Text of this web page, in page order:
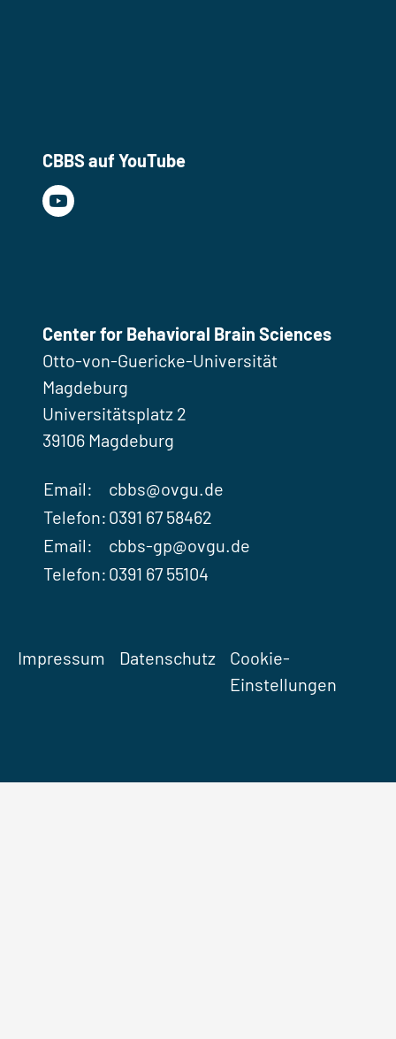
CBBS auf YouTube
Center for Behavioral Brain Sciences
Otto-von-Guericke-Universität
Magdeburg
Universitätsplatz 2
39106 Magdeburg
Email:
cbbs@ovgu.de
Telefon: 0391 67 58462
Email:
cbbs-gp@ovgu.de
Telefon: 0391 67 55104
Impressum Datenschutz
Cookie-
Einstellungen